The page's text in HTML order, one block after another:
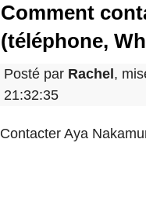
Comment
(téléphone,
Posté par Rachel ,
21:32:35
Contacter Aya